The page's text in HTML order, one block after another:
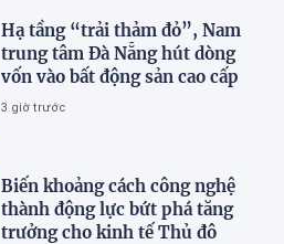
Hạ tầng “trải thảm đỏ”, Nam
trung tâm Đà Nẵng hút dòng
vốn vào bất động sản cao cấp
3 giờ trước
Biến khoảng cách công nghệ
thành động lực bứt phá tăng
trưởng cho kinh tế Thủ đô